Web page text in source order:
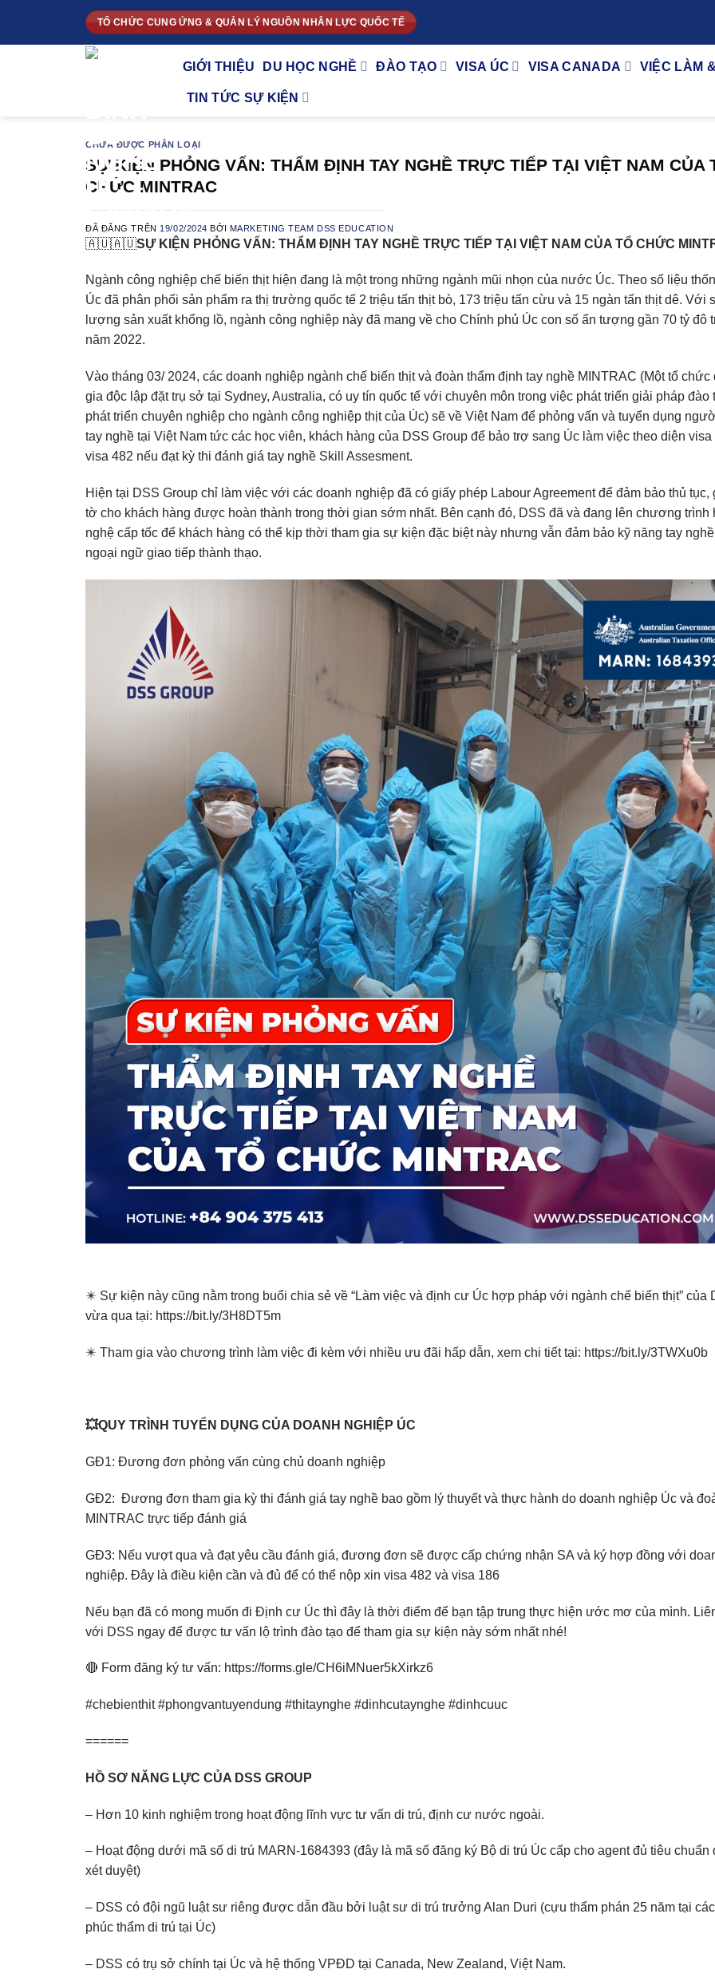
nội
TỔ CHỨC CUNG ỨNG & QUẢN LÝ NGUỒN NHÂN LỰC QUỐC TẾ
GIỚI THIỆU DU HỌC NGHỀ ĐÀO TẠO VISA ÚC VISA CANADA VIỆC LÀM
TIN TỨC SỰ KIỆN
CHƯA ĐƯỢC PHÂN LOẠI
SỰ KIỆN PHỎNG VẤN: THẨM ĐỊNH TAY NGHỀ TRỰC TIẾP TẠI VIỆT NAM CỦA
CHỨC MINTRAC
ĐÃ ĐĂNG TRÊN 19/02/2024 BỞI MARKETING TEAM DSS EDUCATION
🇦🇺🇦🇺SỰ KIỆN PHỎNG VẤN: THẨM ĐỊNH TAY NGHỀ TRỰC TIẾP TẠI VIỆT NAM CỦA TỔ CHỨC
Ngành công nghiệp chế biến thịt hiện đang là một trong những ngành mũi nhọn của nước Úc. Theo số liệu
Úc đã phân phối sản phẩm ra thị trường quốc tế 2 triệu tấn thịt bò, 173 triệu tấn cừu và 15 ngàn tấn thịt dê. Với
lượng sản xuất khổng lồ, ngành công nghiệp này đã mang về cho Chính phủ Úc con số ấn tượng gần 70 tỷ đô
năm 2022.
Vào tháng 03/ 2024, các doanh nghiệp ngành chế biến thịt và đoàn thẩm định tay nghề MINTRAC (Một tổ chức
gia độc lập đặt trụ sở tại Sydney, Australia, có uy tín quốc tế với chuyên môn trong việc phát triển giải pháp đào
phát triển chuyên nghiệp cho ngành công nghiệp thịt của Úc) sẽ về Việt Nam để phỏng vấn và tuyển dụng
tay nghề tại Việt Nam tức các học viên, khách hàng của DSS Group để bảo trợ sang Úc làm việc theo diện visa
visa 482 nếu đạt kỳ thi đánh giá tay nghề Skill Assesment.
Hiện tại DSS Group chỉ làm việc với các doanh nghiệp đã có giấy phép Labour Agreement để đảm bảo thủ tục,
tờ cho khách hàng được hoàn thành trong thời gian sớm nhất. Bên cạnh đó, DSS đã và đang lên chương trình
nghệ cấp tốc để khách hàng có thể kịp thời tham gia sự kiện đặc biệt này nhưng vẫn đảm bảo kỹ năng tay
ngoại ngữ giao tiếp thành thạo.
✴️ Sự kiện này cũng nằm trong buổi chia sẻ về “Làm việc và định cư Úc hợp pháp với ngành chế biến thịt” của
vừa qua tại: https://bit.ly/3H8DT5m
✴️ Tham gia vào chương trình làm việc đi kèm với nhiều ưu đãi hấp dẫn, xem chi tiết tại: https://bit.ly/3TWXu0b
💥QUY TRÌNH TUYỂN DỤNG CỦA DOANH NGHIỆP ÚC
GĐ1: Đương đơn phỏng vấn cùng chủ doanh nghiệp
GĐ2: Đương đơn tham gia kỳ thi đánh giá tay nghề bao gồm lý thuyết và thực hành do doanh nghiệp Úc và
MINTRAC trực tiếp đánh giá
GĐ3: Nếu vượt qua và đạt yêu cầu đánh giá, đương đơn sẽ được cấp chứng nhận SA và ký hợp đồng với
nghiệp. Đây là điều kiện cần và đủ để có thể nộp xin visa 482 và visa 186
Nếu bạn đã có mong muốn đi Định cư Úc thì đây là thời điểm để bạn tập trung thực hiện ước mơ của mình.
với DSS ngay để được tư vấn lộ trình đào tạo để tham gia sự kiện này sớm nhất nhé!
🔴 Form đăng ký tư vấn: https://forms.gle/CH6iMNuer5kXirkz6
#chebienthit #phongvantuyendung #thitaynghe #dinhcutaynghe #dinhcuuc
======
HỒ SƠ NĂNG LỰC CỦA DSS GROUP
– Hơn 10 kinh nghiệm trong hoạt động lĩnh vực tư vấn di trú, định cư nước ngoài.
– Hoạt động dưới mã số di trú MARN-1684393 (đây là mã số đăng ký Bộ di trú Úc cấp cho agent đủ tiêu
xét duyệt)
– DSS có đội ngũ luật sư riêng được dẫn đầu bởi luật sư di trú trưởng Alan Duri (cựu thẩm phán 25 năm tại
phúc thẩm di trú tại Úc)
– DSS có trụ sở chính tại Úc và hệ thống VPĐD tại Canada, New Zealand, Việt Nam.